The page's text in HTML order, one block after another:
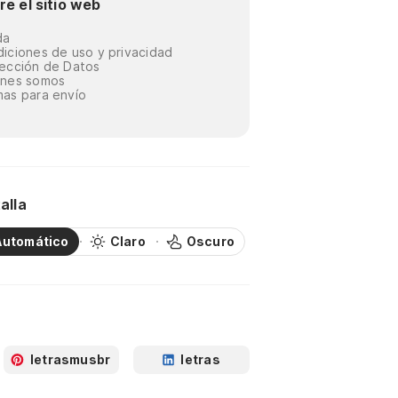
el sitio web
de uso y privacidad
de Datos
somos
para envío
Claro Oscuro
letrasmusbr letras